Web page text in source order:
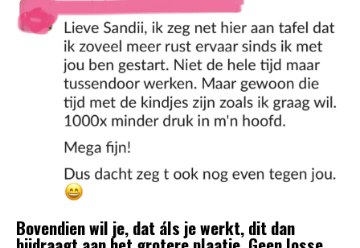
Bovendien wil je, dat áls je werkt, dit dan